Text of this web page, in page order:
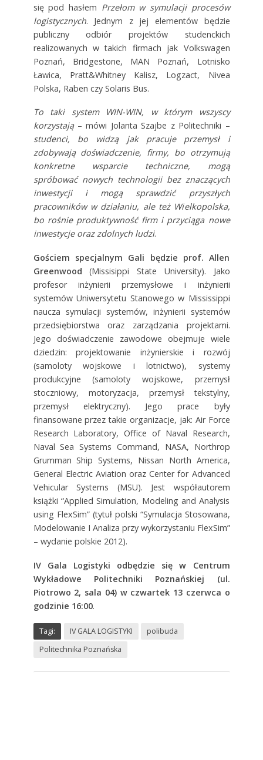
się pod hasłem Przełom w symulacji procesów
logistycznych. Jednym z jej elementów będzie
publiczny odbiór projektów studenckich
realizowanych w takich firmach jak Volkswagen
Poznań, Bridgestone, MAN Poznań, Lotnisko
Ławica, Pratt&Whitney Kalisz, Logzact, Nivea
Polska, Raben czy Solaris Bus.
To taki system WIN-WIN, w którym wszyscy
korzystają– mówi Jolanta Szajbe z Politechniki –
studenci, bo widzą jak pracuje przemysł i
zdobywają doświadczenie, firmy, bo otrzymują
konkretne wsparcie techniczne, mogą
spróbować nowych technologii bez znaczących
inwestycji i mogą sprawdzić przyszłych
pracowników w działaniu, ale też Wielkopolska,
bo rośnie produktywność firm i przyciąga nowe
inwestycje oraz zdolnych ludzi.
Gościem specjalnym Gali będzie prof. Allen
Greenwood (Missisippi State University). Jako
profesor inżynierii przemysłowe i inżynierii
systemów Uniwersytetu Stanowego w Mississippi
naucza symulacji systemów, inżynierii systemów
przedsiębiorstwa oraz zarządzania projektami.
Jego doświadczenie zawodowe obejmuje wiele
dziedzin: projektowanie inżynierskie i rozwój
(samoloty wojskowe i lotnictwo), systemy
produkcyjne (samoloty wojskowe, przemysł
stoczniowy, motoryzacja, przemysł tekstylny,
przemysł elektryczny). Jego prace były
finansowane przez takie organizacje, jak: Air Force
Research Laboratory, Office of Naval Research,
Naval Sea Systems Command, NASA, Northrop
Grumman Ship Systems, Nissan North America,
General Electric Aviation oraz Center for Advanced
Vehicular Systems (MSU). Jest współautorem
książki “Applied Simulation, Modeling and Analysis
using FlexSim” (tytuł polski “Symulacja Stosowana,
Modelowanie I Analiza przy wykorzystaniu FlexSim”
– wydanie polskie 2012).
IV Gala Logistyki odbędzie się w Centrum
Wykładowe Politechniki Poznańskiej (ul.
Piotrowo 2, sala 04) w czwartek 13 czerwca o
godzinie 16:00.
Tagi: IV GALA LOGISTYKI
polibuda
Politechnika Poznańska